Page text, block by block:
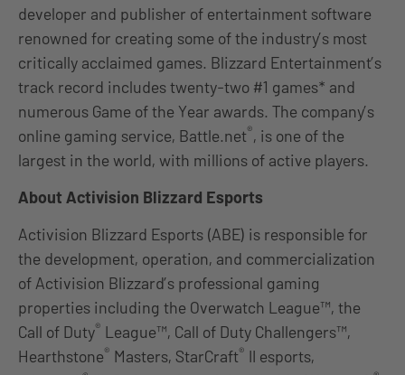
developer and publisher of entertainment software
renowned for creating some of the industry’s most
critically acclaimed games. Blizzard Entertainment’s
track record includes twenty-two #1 games* and
numerous Game of the Year awards. The company’s
online gaming service, Battle.net®, is one of the
largest in the world, with millions of active players.
About Activision Blizzard Esports
Activision Blizzard Esports (ABE) is responsible for
the development, operation, and commercialization
of Activision Blizzard’s professional gaming
properties including the Overwatch League™, the
Call of Duty® League™, Call of Duty Challengers™,
Hearthstone® Masters, StarCraft® II esports,